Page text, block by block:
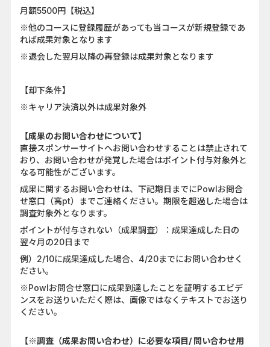
月額5500円【税込】
※他のコースに登録履歴があっても当コースが新規登録であ
れば成果対象となります
※退会した翌月以降の再登録は成果対象となります
【却下条件】
※キャリア決済以外は成果対象外
【成果のお問い合わせについて】
直接スポンサーサイトへお問い合わせすることは禁止されて
おり、お問い合わせが発覚した場合はポイント付与対象外と
なる可能性がございます。
成果に関するお問い合わせは、下記期日までにPowlお問合
せ窓口（高pt）までご連絡ください。期限を超過した場合は
調査対象外となります。
ポイントが付与されない（成果調査）：成果達成した日の
翌々月の20日まで
例）2/10に成果達成した場合、4/20までにお問い合わせく
ださい。
※Powlお問合せ窓口に成果到達したことを証明するエビデ
ンスをお送りいただく際は、画像ではなくテキストでお送り
ください。
【※調査（成果お問い合わせ）に必要な項目/ 問い合わせ用